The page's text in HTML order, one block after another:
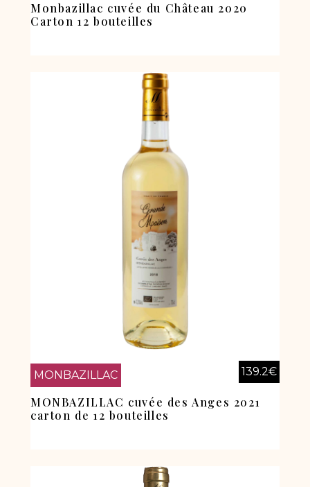
Monbazillac cuvée du Château 2020
Carton 12 bouteilles
139.2€
MONBAZILLAC
MONBAZILLAC cuvée des Anges 2021
carton de 12 bouteilles